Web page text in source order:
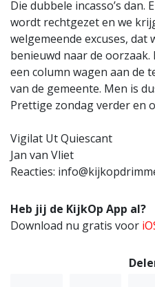
Die dubbele incasso’s
wordt rechtgezet en we
welgemeende excuses,
benieuwd naar de oorzaak.
een column wagen aan de
van de gemeente. Men is
Prettige zondag verder en
Vigilat Ut Quiescant
Jan van Vliet
Reacties:
Heb jij de KijkOp App al?
Download nu gratis voor